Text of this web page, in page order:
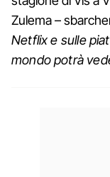
Zulema –
Netflix e sulle
mondo potrà